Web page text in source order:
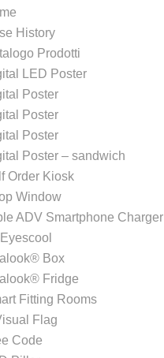
History
Prodotti
LED Poster
Poster
Poster
Poster
Poster – sandwich
Order Kiosk
Window
ADV Smartphone Charger
Box
Fridge
Fitting Rooms
Flag
Code